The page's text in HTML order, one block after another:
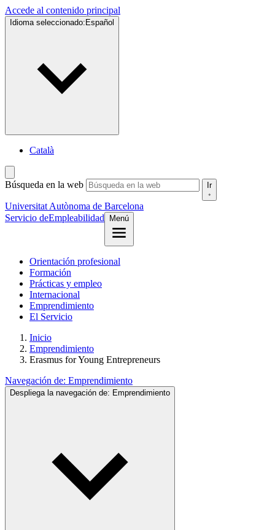
Accede al contenido principal
Idioma seleccionado: Español
Català
Búsqueda en la web Ir
Universitat Autònoma de Barcelona
Servicio deEmpleabilidad Menú
Orientación profesional
Formación
Prácticas y empleo
Internacional
Emprendimiento
El Servicio
Inicio
Emprendimiento
Erasmus for Young Entrepreneurs
Navegación de: Emprendimiento
Despliega la navegación de: Emprendimiento